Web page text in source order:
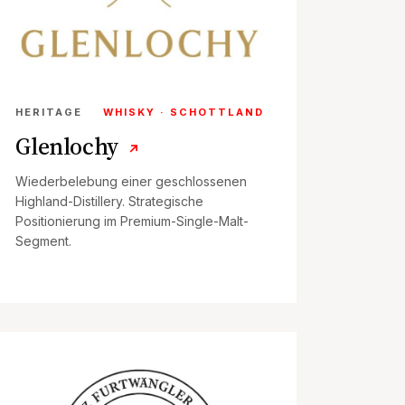
HERITAGE WHISKY · SCHOTTLAND
Glenlochy ↗
Wiederbelebung einer geschlossenen
Highland-Distillery. Strategische
Positionierung im Premium-Single-Malt-
Segment.